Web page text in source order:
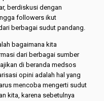
berdiskusi dengan
followers ikut
berbagai sudut pandang.
bagaimana kita
dari berbagai sumber
di beranda medsos
opini adalah hal yang
mencoba mengerti sudut
kita, karena sebetulnya